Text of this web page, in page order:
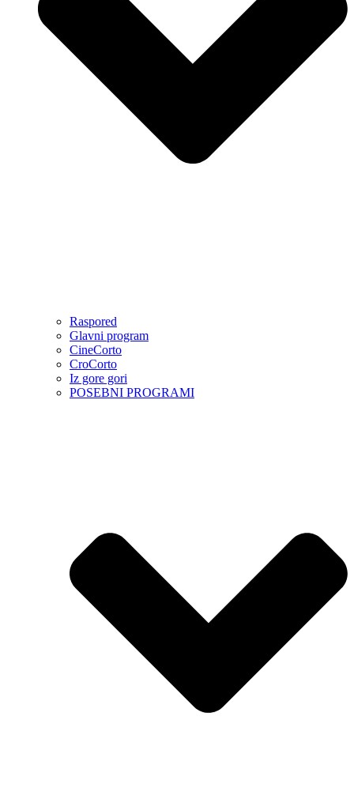
Raspored
Glavni program
CineCorto
CroCorto
Iz gore gori
POSEBNI PROGRAMI